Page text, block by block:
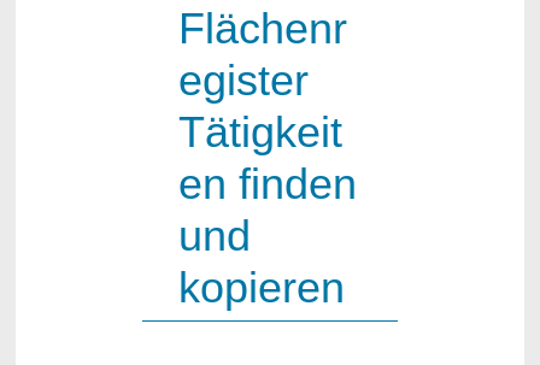
Flächenr
egister
Tätigkeit
en finden
und
kopieren